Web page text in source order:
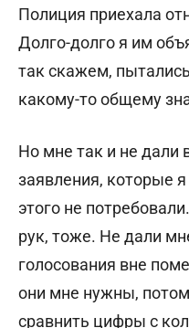
Полиция приехала
Долго-долго я им
так скажем,
какому-то общему
Но мне так и не дали
заявления, которые
этого не
рук, тоже. Не дали
голосования вне
они мне нужны,
сравнить цифры с